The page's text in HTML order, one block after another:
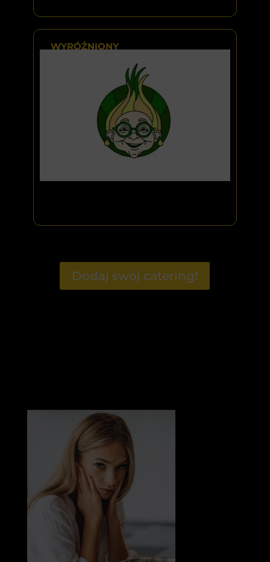
WYRÓŻNIONY
Dodaj swój catering!